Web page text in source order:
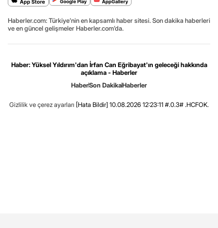
Haberler.com: Türkiye’nin en kapsamlı haber sitesi. Son dakika haberleri
ve en güncel gelişmeler Haberler.com’da.
Haber: Yüksel Yıldırım'dan İrfan Can Eğribayat'ın geleceği hakkında
açıklama - Haberler
HaberSon DakikaHaberler
Gizlilik ve çerez ayarları [Hata Bildir] 10.08.2026 12:23:11 #.0.3# .HCFOK.